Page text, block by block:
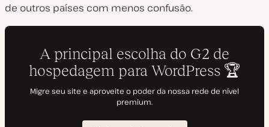
de outros países com menos confusão.